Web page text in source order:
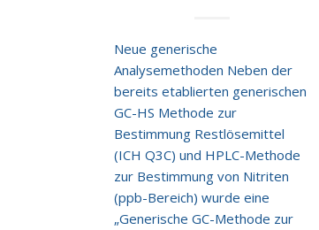
Neue generische
Analysemethoden Neben der
bereits etablierten generischen
GC-HS Methode zur
Bestimmung Restlösemittel
(ICH Q3C) und HPLC-Methode
zur Bestimmung von Nitriten
(ppb-Bereich) wurde eine
„Generische GC-Methode zur